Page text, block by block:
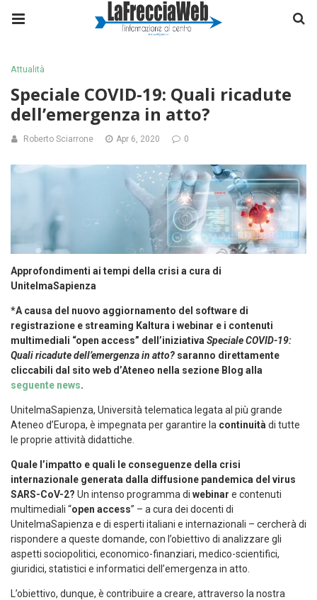
Attualità
Speciale COVID-19: Quali ricadute
dell’emergenza in atto?
Roberto Sciarrone Apr 6, 2020 0
Approfondimenti ai tempi della crisi a cura di
UnitelmaSapienza
*A causa del nuovo aggiornamento del software di
registrazione e streaming Kaltura i webinar e i contenuti
multimediali “open access” dell’iniziativa Speciale COVID-19:
Quali ricadute dell’emergenza in atto? saranno direttamente
cliccabili dal sito web d’Ateneo nella sezione Blog alla
seguente news.
UnitelmaSapienza, Università telematica legata al più grande
Ateneo d’Europa, è impegnata per garantire la continuità di tutte
le proprie attività didattiche.
Quale l’impatto e quali le conseguenze della crisi
internazionale generata dalla diffusione pandemica del virus
SARS-CoV-2? Un intenso programma di webinar e contenuti
multimediali “open access” – a cura dei docenti di
UnitelmaSapienza e di esperti italiani e internazionali – cercherà di
rispondere a queste domande, con l’obiettivo di analizzare gli
aspetti sociopolitici, economico-finanziari, medico-scientifici,
giuridici, statistici e informatici dell’emergenza in atto.
L’obiettivo, dunque, è contribuire a creare, attraverso la nostra